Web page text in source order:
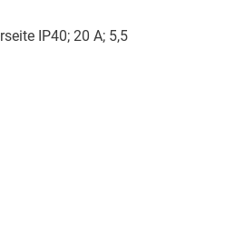
IP40; 20 A; 5,5